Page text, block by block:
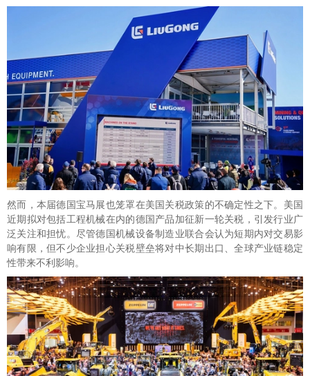
然而，本届德国宝马展也笼罩在美国关税政策的不确定性之下。美国
近期拟对包括工程机械在内的德国产品加征新一轮关税，引发行业广
泛关注和担忧。尽管德国机械设备制造业联合会认为短期内对交易影
响有限，但不少企业担心关税壁垒将对中长期出口、全球产业链稳定
性带来不利影响。